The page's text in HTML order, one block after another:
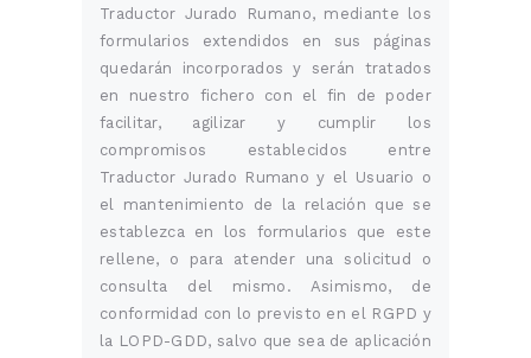
Traductor Jurado Rumano, mediante los
formularios extendidos en sus páginas
quedarán incorporados y serán tratados
en nuestro fichero con el fin de poder
facilitar, agilizar y cumplir los
compromisos establecidos entre
Traductor Jurado Rumano y el Usuario o
el mantenimiento de la relación que se
establezca en los formularios que este
rellene, o para atender una solicitud o
consulta del mismo. Asimismo, de
conformidad con lo previsto en el RGPD y
la LOPD-GDD, salvo que sea de aplicación